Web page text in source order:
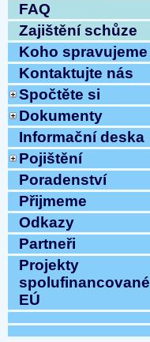
FAQ
Zajištění schůze
Koho spravujeme
Kontaktujte nás
Spočtěte si
Dokumenty
Informační deska
Pojištění
Poradenství
Přijmeme
Odkazy
Partneři
Projekty
spolufinancované
EÚ